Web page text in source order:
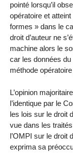
pointé lorsqu’il
opératoire et
formes » dans le
droit d’auteur ne
machine alors le
car les données
méthode
L’opinion
l’identique par le
les lois sur le droit
vue dans les
l’OMPI sur le droit
exprima sa